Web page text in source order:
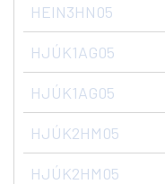
HEIN3HN05
HJÚK1AG05
HJÚK1AG05
HJÚK2HM05
HJÚK2HM05